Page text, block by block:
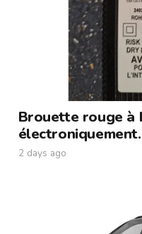
Brouette rouge à
électroniquement.
2 days ago